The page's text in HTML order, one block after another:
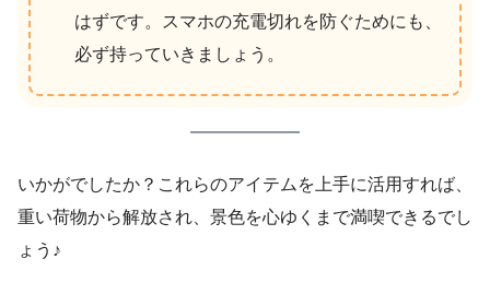
はずです。スマホの充電切れを防ぐためにも、
必ず持っていきましょう。
いかがでしたか？これらのアイテムを上手に活用すれば、
重い荷物から解放され、景色を心ゆくまで満喫できるでし
ょう♪